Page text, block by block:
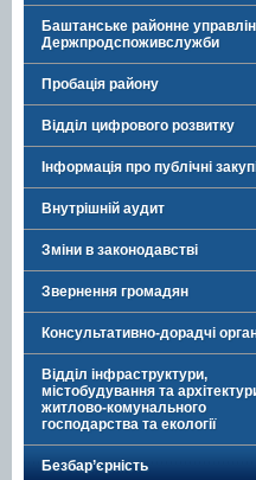
Баштанське районне
Держпродспоживслужби
Пробація району
Відділ цифрового розвитку
Інформація про публічні
Внутрішній аудит
Зміни в законодавстві
Звернення громадян
Консультативно-дорадчі
Відділ інфраструктури,
містобудування та
житлово-комунального
господарства та екології
Безбар’єрність